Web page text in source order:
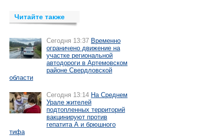
Читайте также
Сегодня 13:37 Временно
ограничено движение на
участке региональной
автодороги в Артемовском
районе Свердловской
области
Сегодня 13:14 На Среднем
Урале жителей
подтопленных территорий
вакцинируют против
гепатита А и брюшного
тифа